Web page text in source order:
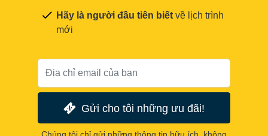
Hãy là người đầu tiên biết về lịch trình
mới
Gửi cho tôi những ưu đãi!